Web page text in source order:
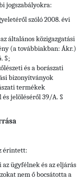
jogszabályokra:
szóló 2008. évi
általános közigazgatási
(a továbbiakban: Ákr.)
§;
és a borászati
bizonyítványok
termékek
jelöléséről 39/A. §
érintett:
az ügyfélnek és az eljárás
nem ő bocsátotta a